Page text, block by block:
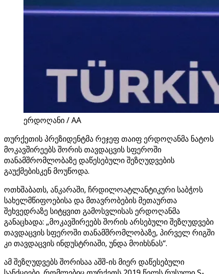
ერდოღანი / AA
თურქეთის პრეზიდენტმა რეჯეფ თაიფ ერდოღანმა ნატოს
მოკავშირეებს შორის თავდაცვის სფეროში
თანამშრომლობაზე დაწესებული შეზღუდვების
გაუქმებისკენ მოუწოდა.
ოთხშაბათს, ანკარაში, ჩრდილოატლანტიკური საბჭოს
სახელმწიფოებისა და მთავრობების მეთაურთა
შეხვედრაზე სიტყვით გამოსვლისას ერდოღანმა
განაცხადა: „მოკავშირეებს შორის არსებული შეზღუდვები
თავდაცვის სფეროში თანამშრომლობაზე, პირველ რიგში
კი თავდაცვის ინდუსტრიაში, უნდა მოიხსნას“.
ამ შეზღუდვებს შორისაა აშშ-ის მიერ დაწესებული